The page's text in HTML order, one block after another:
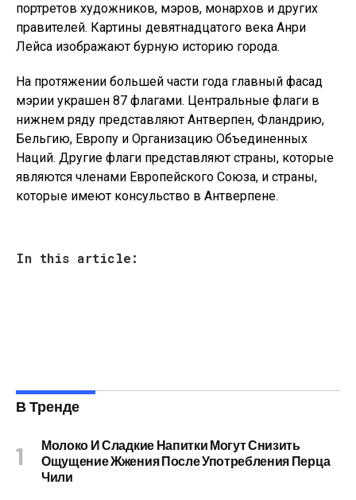
портретов художников, мэров, монархов и других
правителей. Картины девятнадцатого века Анри
Лейса изображают бурную историю города.
На протяжении большей части года главный фасад
мэрии украшен 87 флагами. Центральные флаги в
нижнем ряду представляют Антверпен, Фландрию,
Бельгию, Европу и Организацию Объединенных
Наций. Другие флаги представляют страны, которые
являются членами Европейского Союза, и страны,
которые имеют консульство в Антверпене.
In this article:
В Тренде
Молоко И Сладкие Напитки Могут Снизить
Ощущение Жжения После Употребления Перца
Чили